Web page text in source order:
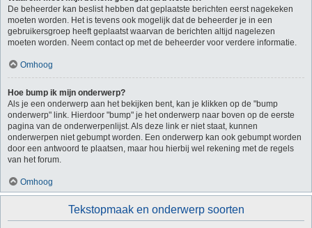
De beheerder kan beslist hebben dat geplaatste berichten eerst nagekeken
moeten worden. Het is tevens ook mogelijk dat de beheerder je in een
gebruikersgroep heeft geplaatst waarvan de berichten altijd nagelezen
moeten worden. Neem contact op met de beheerder voor verdere informatie.
Omhoog
Hoe bump ik mijn onderwerp?
Als je een onderwerp aan het bekijken bent, kan je klikken op de "bump
onderwerp" link. Hierdoor "bump" je het onderwerp naar boven op de eerste
pagina van de onderwerpenlijst. Als deze link er niet staat, kunnen
onderwerpen niet gebumpt worden. Een onderwerp kan ook gebumpt worden
door een antwoord te plaatsen, maar hou hierbij wel rekening met de regels
van het forum.
Omhoog
Tekstopmaak en onderwerp soorten